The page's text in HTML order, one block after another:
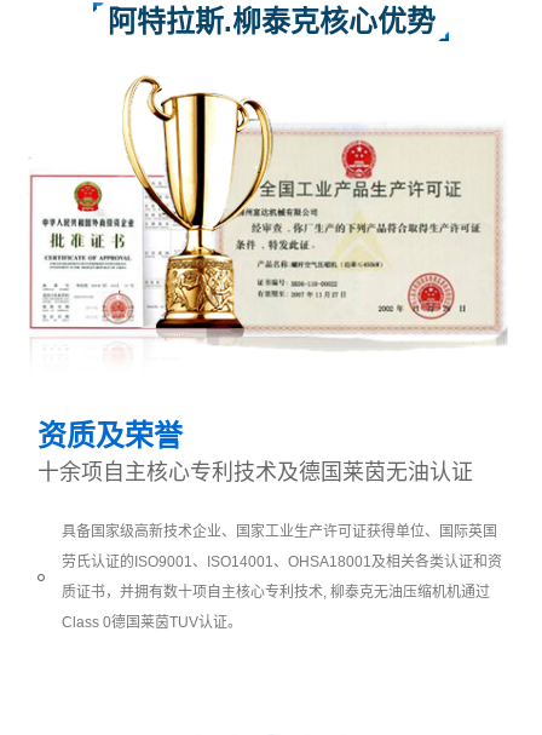
阿特拉斯.柳泰克核心优势
资质及荣誉
十余项自主核心专利技术及德国莱茵无油认证
具备国家级高新技术企业、国家工业生产许可证获得单位、国际英国
劳氏认证的ISO9001、ISO14001、OHSA18001及相关各类认证和资
质证书，并拥有数十项自主核心专利技术, 柳泰克无油压缩机机通过
Class 0德国莱茵TUV认证。